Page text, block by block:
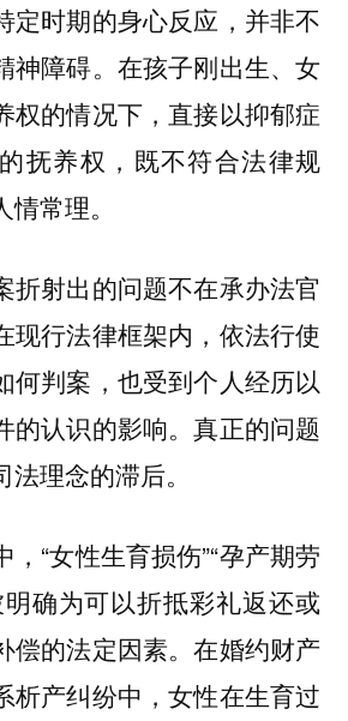
定时期的身心反应，并非不
神障碍。在孩子刚出生、女
权的情况下，直接以抑郁症
抚养权，既不符合法律规
常理。
折射出的问题不在承办法官
现行法律框架内，依法行使
何判案，也受到个人经历以
的认识的影响。真正的问题
理念的滞后。
“女性生育损伤”“孕产期劳
确为可以折抵彩礼返还或
偿的法定因素。在婚约财产
析产纠纷中，女性在生育过